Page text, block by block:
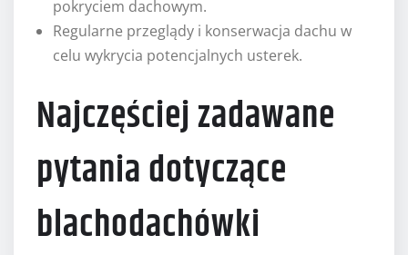
pokryciem dachowym.
Regularne przeglądy i konserwacja dachu w
celu wykrycia potencjalnych usterek.
Najczęściej zadawane
pytania dotyczące
blachodachówki